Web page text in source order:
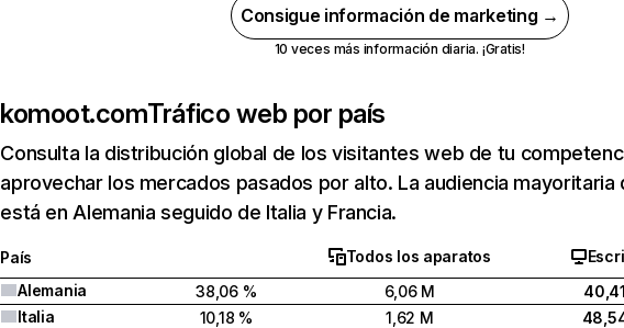
Consigue información de marketing →
10 veces más información diaria. ¡Gratis!
komoot.comTráfico web por país
Consulta la distribución global de los visitantes web de tu
aprovechar los mercados pasados por alto. La audiencia mayoritaria
está en Alemania seguido de Italia y Francia.
País Todos los aparatos
Alemania
38,06 % 6,06 M
Italia
10,18 % 1,62 M